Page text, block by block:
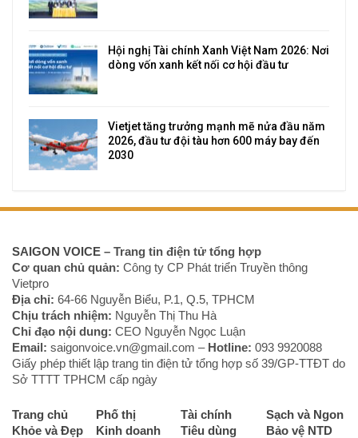
Hội nghị Tài chính Xanh Việt Nam 2026: Nơi
dòng vốn xanh kết nối cơ hội đầu tư
Vietjet tăng trưởng mạnh mẽ nửa đầu năm
2026, đầu tư đội tàu hơn 600 máy bay đến
2030
SAIGON VOICE – Trang tin điện tử tổng hợp
Cơ quan chủ quản: Công ty CP Phát triển Truyền thông
Vietpro
Địa chỉ: 64-66 Nguyễn Biểu, P.1, Q.5, TPHCM
Chịu trách nhiệm: Nguyễn Thị Thu Hà
Chỉ đạo nội dung: CEO Nguyễn Ngọc Luận
Email: saigonvoice.vn@gmail.com – Hotline: 093 9920088‬
Giấy phép thiết lập trang tin điện tử tổng hợp số 39/GP-TTĐT do
Sở TTTT TPHCM cấp ngày
Trang chủ Phố thị Tài chính
Sạch và Ngon
Khỏe và Đẹp
Kinh doanh Tiêu dùng Bảo vệ NTD